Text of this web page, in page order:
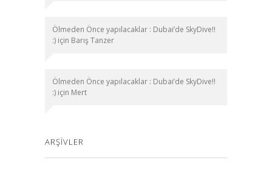
Ölmeden Önce yapılacaklar : Dubai’de SkyDive!!
:) için Barış Tanzer
Ölmeden Önce yapılacaklar : Dubai’de SkyDive!!
:) için Mert
ARŞIVLER